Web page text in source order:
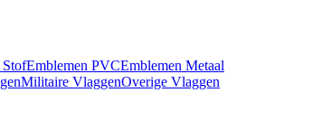
StofEmblemen PVCEmblemen Metaal
Militaire VlaggenOverige Vlaggen